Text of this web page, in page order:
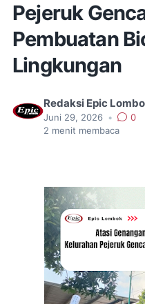
Pejeruk
Pembuatan
Lingkungan
Redaksi Epic
Juni 29, 2026 •
0
2 menit membaca